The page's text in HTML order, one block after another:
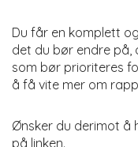
Du får en komplett
det du bør endre på,
som bør prioriteres
å få vite mer om
Ønsker du derimot å
på linken.